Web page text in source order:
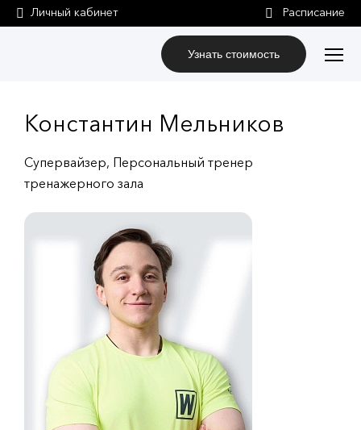
Личный кабинет
Узнать стоимость
Константин Мельников
Супервайзер, Персональный тренер
тренажерного зала